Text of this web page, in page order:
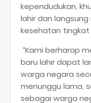
kependudukan,
lahir dan
kesehatan
“Kami berharap
baru lahir dapat
warga negara
menunggu lama,
sebagai warga